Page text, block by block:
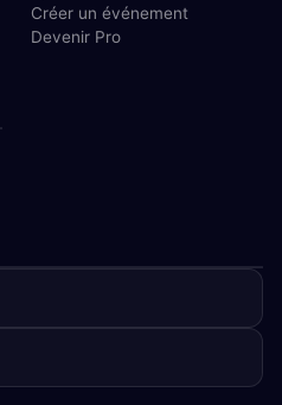
Créer un événement
Devenir Pro